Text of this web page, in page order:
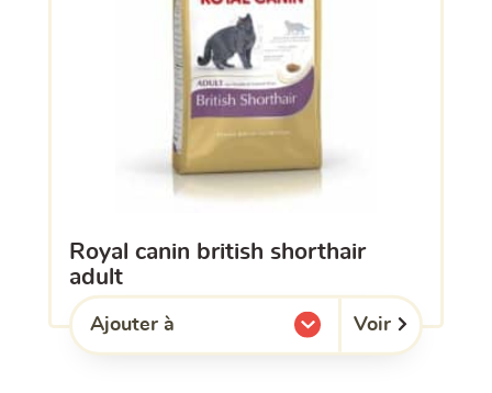
royal canin british shorthair
adult
Ajouter à
l'une de mes listes. Voir